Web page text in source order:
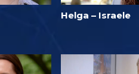
Helga – Israele